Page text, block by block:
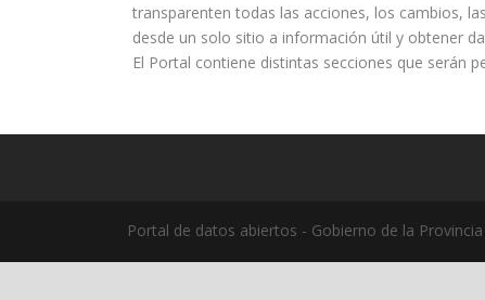
transparenten todas las acciones, los cambios,
desde un solo sitio a información útil y obtener
El Portal contiene distintas secciones que serán
Portal de datos abiertos - Gobierno de la